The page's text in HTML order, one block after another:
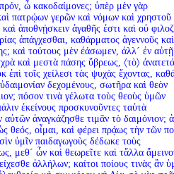
ὦ κακοδαίμονες; ὑπὲρ μὲν γὰρ
πατρῴων γερῶν καὶ νόμων καὶ χρηστοῦ
καὶ ἀποθνῄσκειν ἀγαθῆς ἐστι καὶ οὐ
ἀπάγχεσθαι, καθάρματος ἀγεννοῦς
καὶ τούτους μὲν ἐάσωμεν, ἀλλ´ ἐν
καὶ μεστὰ πάσης ὕβρεως, 〈τὸ〉
ἐπὶ τοῖς χείλεσι τὰς ψυχὰς ἔχοντας,
δεχομένους, σωτῆρα καὶ θεὸν
πόσον τινὰ γέλωτα τοὺς θεοὺς ὑμῶν
ἐκείνους προσκυνοῦντες ταὐτὰ
ἀναγκάζησθε τιμᾶν τὸ δαιμόνιον;
θεός, οἶμαι, καὶ φέρει πρᾴως τὴν τῶν
ὑμῖν παιδαγωγοὺς δέδωκε τοὺς
μεθ´ ὧν καὶ θεωρεῖτε καὶ τἄλλα
ἀλλήλων; καίτοι ποίους τινὰς ἂν